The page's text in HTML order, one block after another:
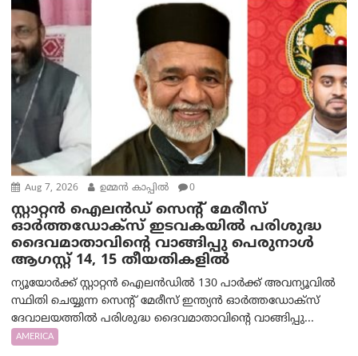
Aug 7, 2026 ഉമ്മന്‍ കാപ്പില്‍ 0
സ്റ്റാറ്റൻ ഐലൻഡ് സെന്റ് മേരീസ്
ഓർത്തഡോക്സ് ഇടവകയിൽ പരിശുദ്ധ
ദൈവമാതാവിന്റെ വാങ്ങിപ്പു പെരുനാൾ
ആഗസ്റ്റ് 14, 15 തീയതികളിൽ
ന്യൂയോർക്ക് സ്റ്റാറ്റൻ ഐലൻഡിൽ 130 പാർക്ക് അവന്യൂവിൽ
സ്ഥിതി ചെയ്യുന്ന സെന്റ് മേരീസ് ഇന്ത്യൻ ഓർത്തഡോക്സ്
ദേവാലയത്തിൽ പരിശുദ്ധ ദൈവമാതാവിന്റെ വാങ്ങിപ്പു...
AMERICA